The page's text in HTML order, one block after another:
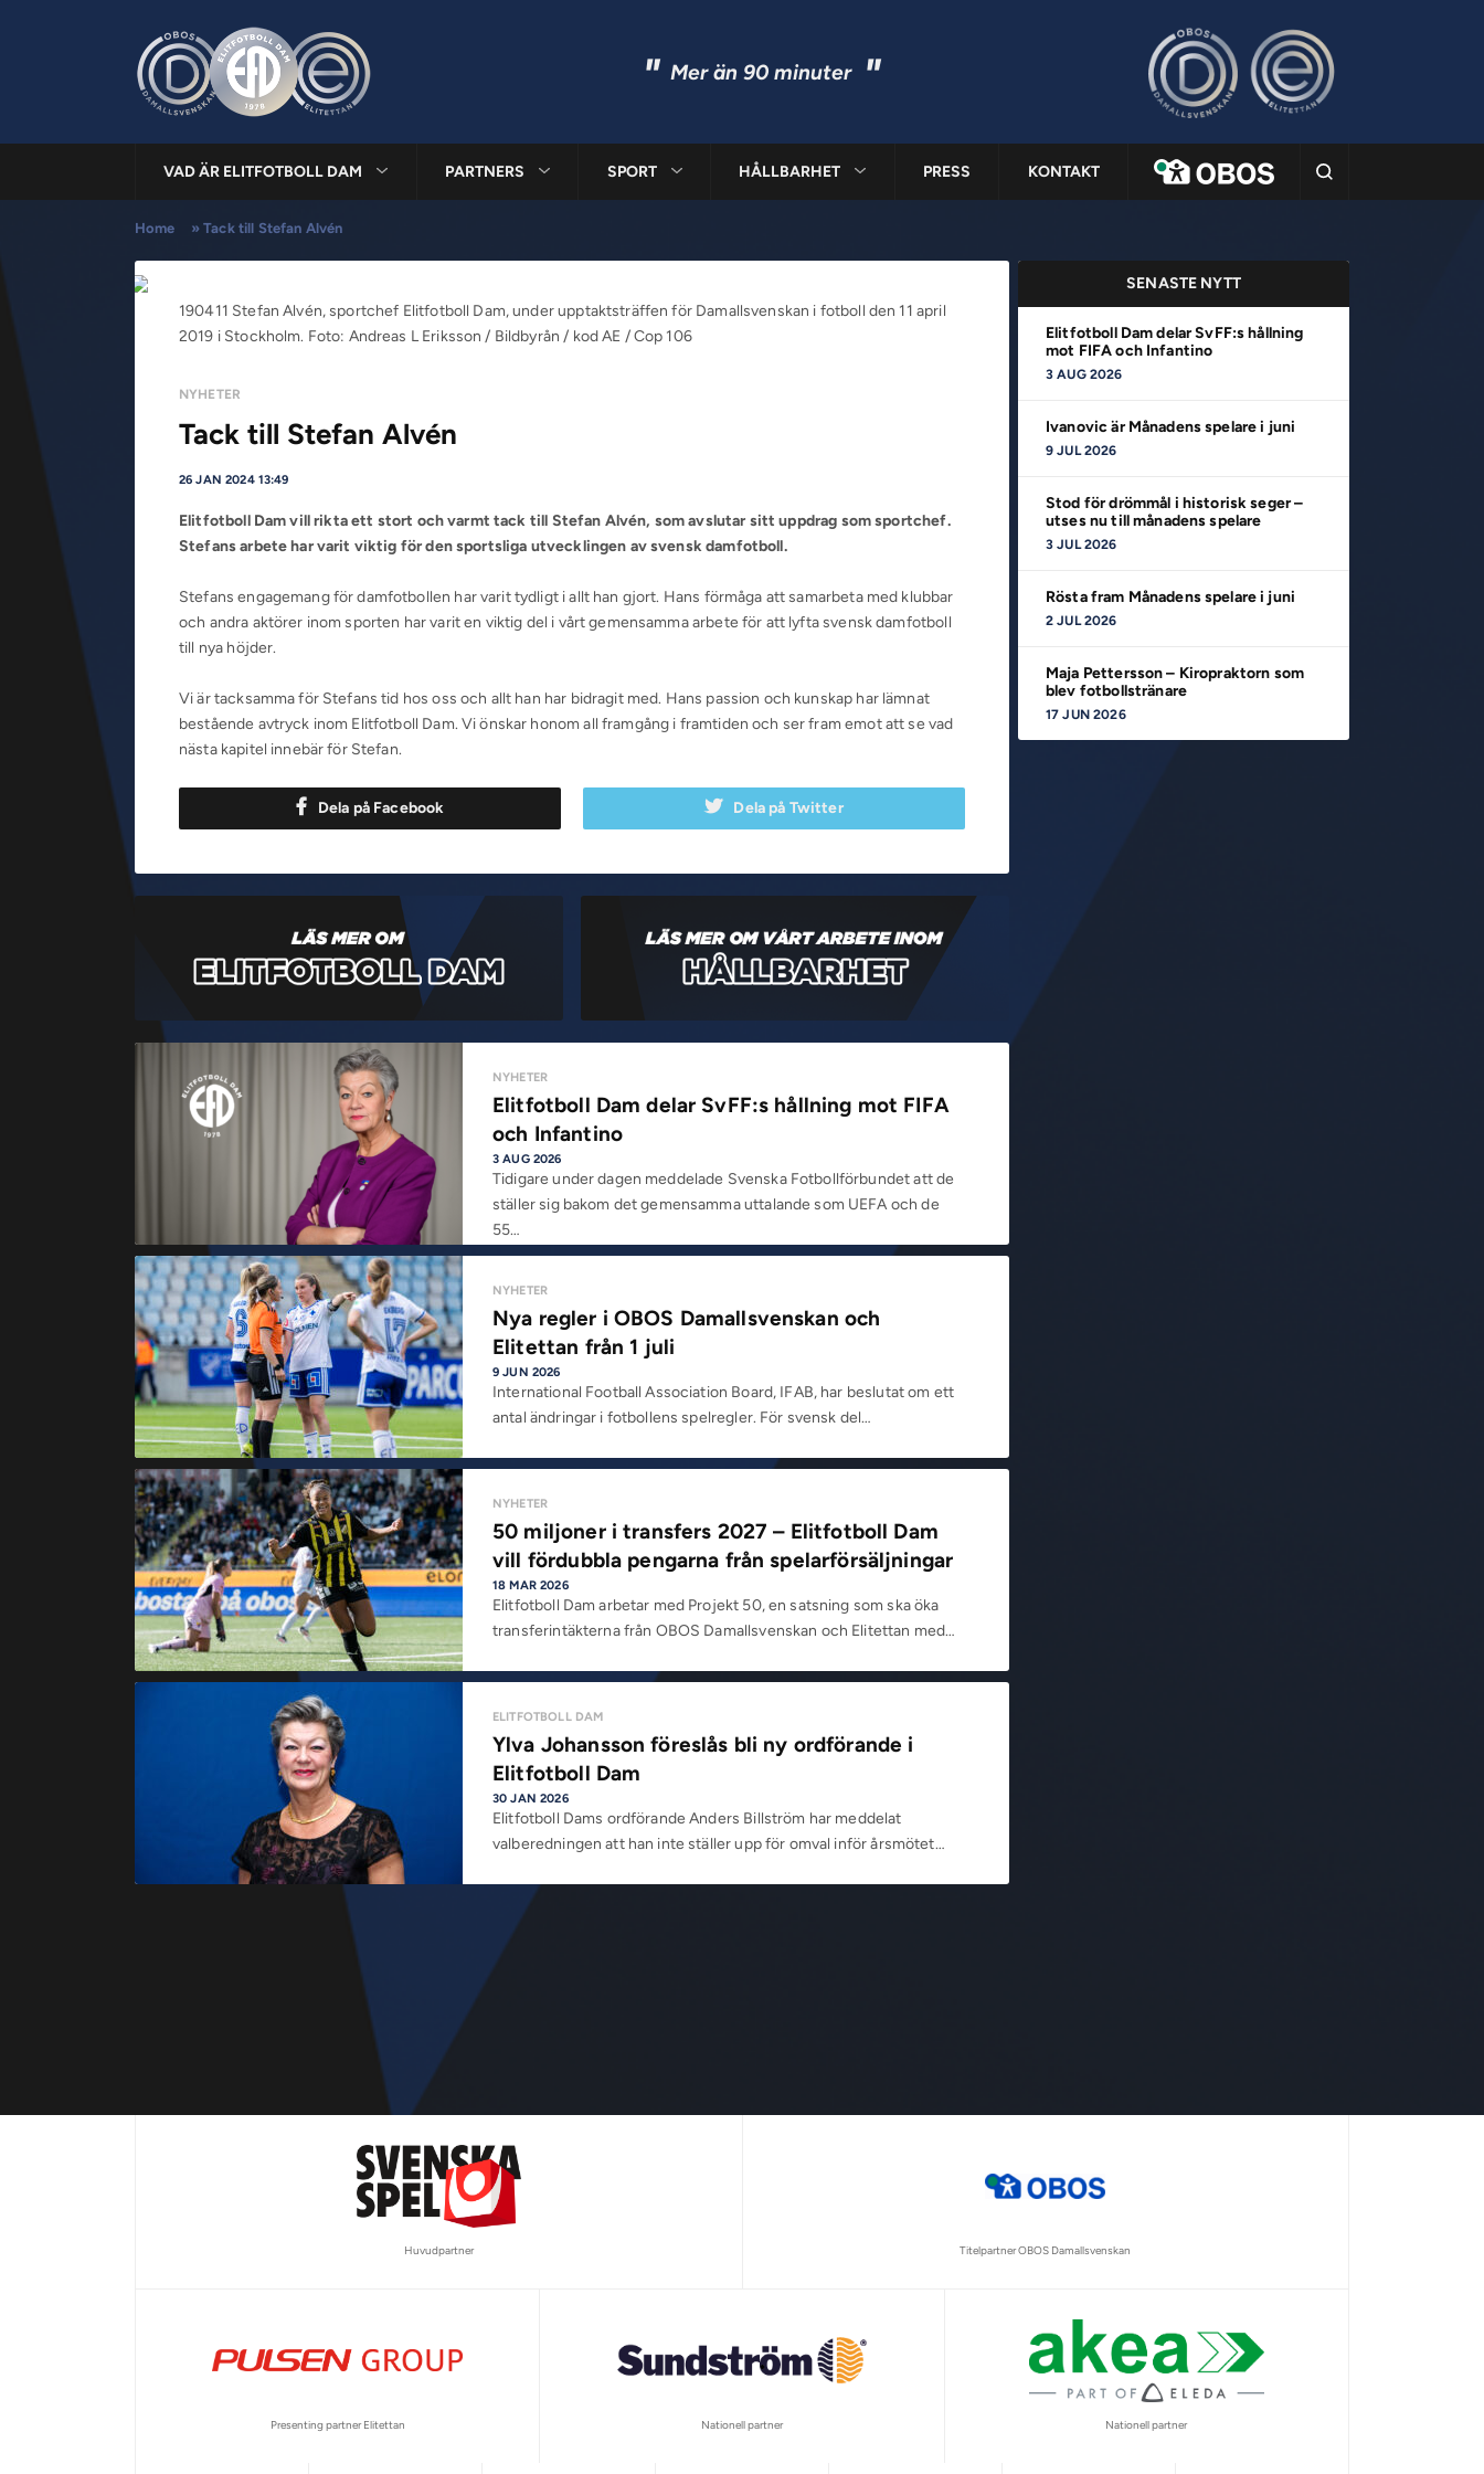
" Mer än 90 minuter "
VAD ÄR ELITFOTBOLL DAM PARTNERS SPORT HÅLLBARHET PRESS KONTAKT
Home »Tack till Stefan Alvén
190411 Stefan Alvén, sportchef Elitfotboll Dam, under upptaktsträffen för Damallsvenskan i fotboll den 11 april
2019 i Stockholm. Foto: Andreas L Eriksson / Bildbyrån / kod AE / Cop 106
NYHETER
Tack till Stefan Alvén
26 JAN 2024 13:49
Elitfotboll Dam vill rikta ett stort och varmt tack till Stefan Alvén, som avslutar sitt uppdrag som sportchef.
Stefans arbete har varit viktig för den sportsliga utvecklingen av svensk damfotboll.
Stefans engagemang för damfotbollen har varit tydligt i allt han gjort. Hans förmåga att samarbeta med klubbar
och andra aktörer inom sporten har varit en viktig del i vårt gemensamma arbete för att lyfta svensk damfotboll
till nya höjder.
Vi är tacksamma för Stefans tid hos oss och allt han har bidragit med. Hans passion och kunskap har lämnat
bestående avtryck inom Elitfotboll Dam. Vi önskar honom all framgång i framtiden och ser fram emot att se vad
nästa kapitel innebär för Stefan.
Dela på Facebook Dela på Twitter
SENASTE NYTT
Elitfotboll Dam delar SvFF:s hållning
mot FIFA och Infantino
3 AUG 2026
Ivanovic är Månadens spelare i juni
9 JUL 2026
Stod för drömmål i historisk seger –
utses nu till månadens spelare
3 JUL 2026
Rösta fram Månadens spelare i juni
2 JUL 2026
Maja Pettersson – Kiropraktorn som
blev fotbollstränare
17 JUN 2026
NYHETER
Elitfotboll Dam delar SvFF:s hållning mot FIFA
och Infantino
3 AUG 2026
Tidigare under dagen meddelade Svenska Fotbollförbundet att de
ställer sig bakom det gemensamma uttalande som UEFA och de
55…
NYHETER
Nya regler i OBOS Damallsvenskan och
Elitettan från 1 juli
9 JUN 2026
International Football Association Board, IFAB, har beslutat om ett
antal ändringar i fotbollens spelregler. För svensk del…
NYHETER
50 miljoner i transfers 2027 – Elitfotboll Dam
vill fördubbla pengarna från spelarförsäljningar
18 MAR 2026
Elitfotboll Dam arbetar med Projekt 50, en satsning som ska öka
transferintäkterna från OBOS Damallsvenskan och Elitettan med…
ELITFOTBOLL DAM
Ylva Johansson föreslås bli ny ordförande i
Elitfotboll Dam
30 JAN 2026
Elitfotboll Dams ordförande Anders Billström har meddelat
valberedningen att han inte ställer upp för omval inför årsmötet…
Huvudpartner Titelpartner OBOS Damallsvenskan
Presenting partner Elitettan Nationell partner Nationell partner